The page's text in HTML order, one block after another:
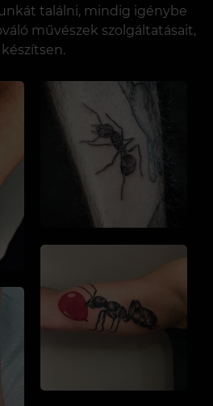
találni, mindig igénybe
művészek szolgáltatásait,